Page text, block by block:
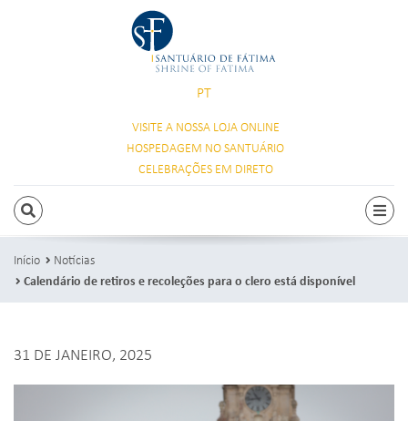
PT
VISITE A NOSSA LOJA ONLINE
HOSPEDAGEM NO SANTUÁRIO
CELEBRAÇÕES EM DIRETO
PESQUISAR
Início
Notícias
Calendário de retiros e recoleções para o clero está disponível
31 DE JANEIRO, 2025